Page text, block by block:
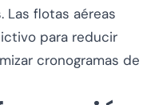
flotas aéreas
para reducir
cronogramas de